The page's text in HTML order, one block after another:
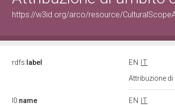
https://w3id.org/arco/resource/
rdfs: label EN
IT
Attribuzione di
l0:name EN
IT